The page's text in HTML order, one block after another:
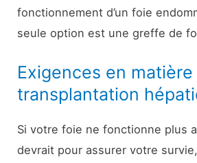
fonctionnement d’un foie
seule option est une greffe de
Exigences en
transplantation
Si votre foie ne fonctionne plus
devrait pour assurer votre